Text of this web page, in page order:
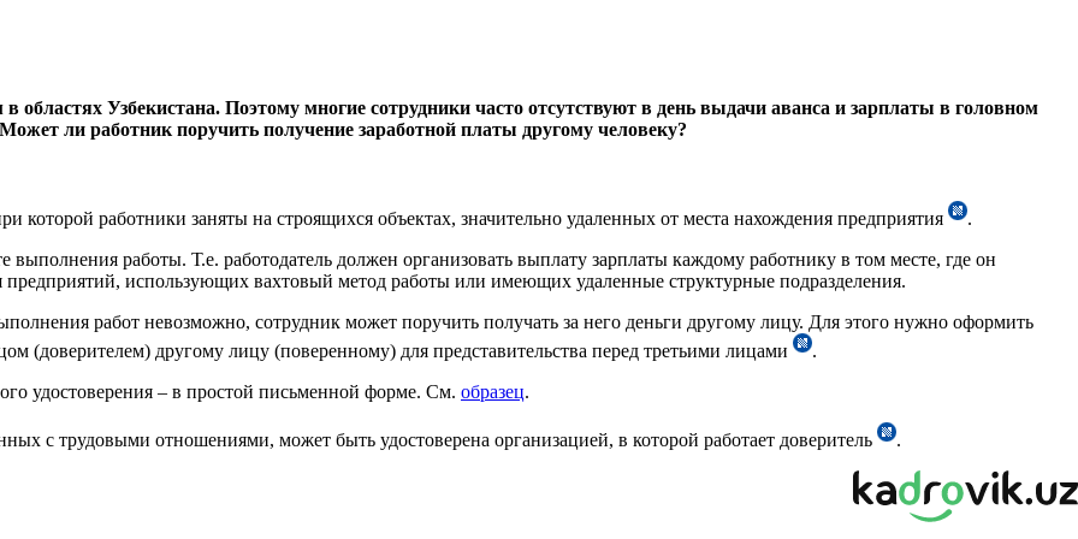
Узбекистана. Поэтому многие сотрудники часто отсутствуют в день выдачи аванса и зарплаты в головном
ли работник поручить получение заработной платы другому человеку?
которой работники заняты на строящихся объектах, значительно удаленных от места нахождения предприятия
.
выполнения работы. Т.е. работодатель должен организовать выплату зарплаты каждому работнику в том месте, где он
предприятий, использующих вахтовый метод работы или имеющих удаленные структурные подразделения.
работ невозможно, сотрудник может поручить получать за него деньги другому лицу. Для этого нужно оформить
(доверителем) другому лицу (поверенному) для представительства перед третьими лицами
.
удостоверения – в простой письменной форме. См. образец.
с трудовыми отношениями, может быть удостоверена организацией, в которой работает доверитель .